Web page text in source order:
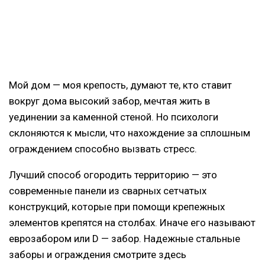
Мой дом — моя крепость, думают те, кто ставит
вокруг дома высокий забор, мечтая жить в
уединении за каменной стеной. Но психологи
склоняются к мысли, что нахождение за сплошным
ограждением способно вызвать стресс.
Лучший способ огородить территорию — это
современные панели из сварных сетчатых
конструкций, которые при помощи крепежных
элементов крепятся на столбах. Иначе его называют
еврозабором или D — забор. Надежные стальные
заборы и ограждения смотрите здесь